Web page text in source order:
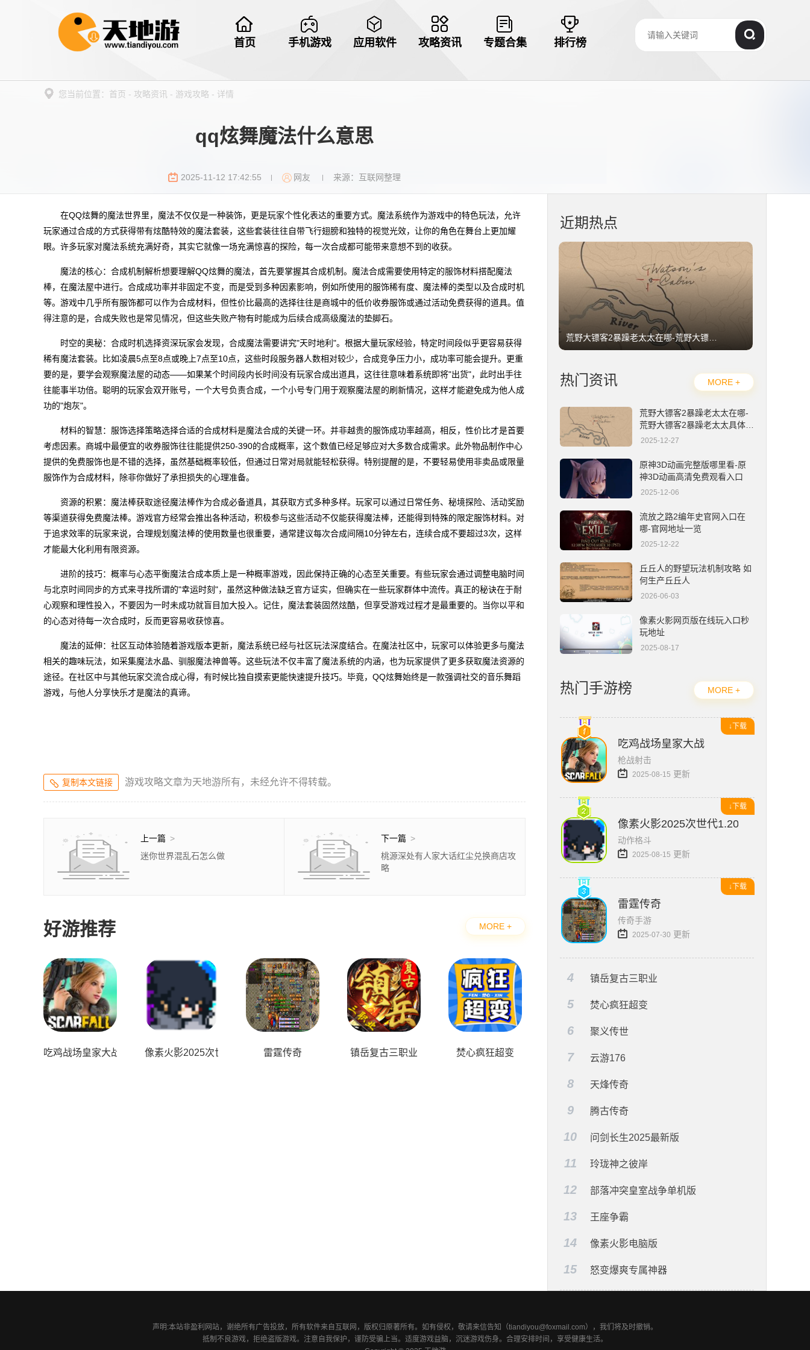
首页 手机游戏 应用软件 攻略资讯 专题合集 排行榜
您当前位置： 首页 - 攻略资讯 - 游戏攻略 - 详情
qq炫舞魔法什么意思
2025-11-12 17:42:55 | 网友 | 来源：互联网整理
在QQ炫舞的魔法世界里，魔法不仅仅是一种装饰，更是玩家个性化表达的重要方式。魔法系统作为游戏中的特色玩法，允许
玩家通过合成的方式获得带有炫酷特效的魔法套装，这些套装往往自带飞行翅膀和独特的视觉光效，让你的角色在舞台上更加耀
眼。许多玩家对魔法系统充满好奇，其实它就像一场充满惊喜的探险，每一次合成都可能带来意想不到的收获。
魔法的核心：合成机制解析想要理解QQ炫舞的魔法，首先要掌握其合成机制。魔法合成需要使用特定的服饰材料搭配魔法
棒，在魔法屋中进行。合成成功率并非固定不变，而是受到多种因素影响，例如所使用的服饰稀有度、魔法棒的类型以及合成时机
等。游戏中几乎所有服饰都可以作为合成材料，但性价比最高的选择往往是商城中的低价收券服饰或通过活动免费获得的道具。值
得注意的是，合成失败也是常见情况，但这些失败产物有时能成为后续合成高级魔法的垫脚石。
时空的奥秘：合成时机选择资深玩家会发现，合成魔法需要讲究"天时地利"。根据大量玩家经验，特定时间段似乎更容易获得
稀有魔法套装。比如凌晨5点至8点或晚上7点至10点，这些时段服务器人数相对较少，合成竞争压力小，成功率可能会提升。更重
要的是，要学会观察魔法屋的动态——如果某个时间段内长时间没有玩家合成出道具，这往往意味着系统即将"出货"，此时出手往
往能事半功倍。聪明的玩家会双开账号，一个大号负责合成，一个小号专门用于观察魔法屋的刷新情况，这样才能避免成为他人成
功的"炮灰"。
材料的智慧：服饰选择策略选择合适的合成材料是魔法合成的关键一环。并非越贵的服饰成功率越高，相反，性价比才是首要
考虑因素。商城中最便宜的收券服饰往往能提供250-390的合成概率，这个数值已经足够应对大多数合成需求。此外物品制作中心
提供的免费服饰也是不错的选择，虽然基础概率较低，但通过日常对局就能轻松获得。特别提醒的是，不要轻易使用非卖品或限量
服饰作为合成材料，除非你做好了承担损失的心理准备。
资源的积累：魔法棒获取途径魔法棒作为合成必备道具，其获取方式多种多样。玩家可以通过日常任务、秘境探险、活动奖励
等渠道获得免费魔法棒。游戏官方经常会推出各种活动，积极参与这些活动不仅能获得魔法棒，还能得到特殊的限定服饰材料。对
于追求效率的玩家来说，合理规划魔法棒的使用数量也很重要，通常建议每次合成间隔10分钟左右，连续合成不要超过3次，这样
才能最大化利用有限资源。
进阶的技巧：概率与心态平衡魔法合成本质上是一种概率游戏，因此保持正确的心态至关重要。有些玩家会通过调整电脑时间
与北京时间同步的方式来寻找所谓的"幸运时刻"，虽然这种做法缺乏官方证实，但确实在一些玩家群体中流传。真正的秘诀在于耐
心观察和理性投入，不要因为一时未成功就盲目加大投入。记住，魔法套装固然炫酷，但享受游戏过程才是最重要的。当你以平和
的心态对待每一次合成时，反而更容易收获惊喜。
魔法的延伸：社区互动体验随着游戏版本更新，魔法系统已经与社区玩法深度结合。在魔法社区中，玩家可以体验更多与魔法
相关的趣味玩法，如采集魔法水晶、驯服魔法神兽等。这些玩法不仅丰富了魔法系统的内涵，也为玩家提供了更多获取魔法资源的
途径。在社区中与其他玩家交流合成心得，有时候比独自摸索更能快速提升技巧。毕竟，QQ炫舞始终是一款强调社交的音乐舞蹈
游戏，与他人分享快乐才是魔法的真谛。
复制本文链接 游戏攻略文章为天地游所有，未经允许不得转载。
上一篇 >
迷你世界混乱石怎么做
下一篇 >
桃源深处有人家大话红尘兑换商店攻
略
好游推荐 MORE +
吃鸡战场皇家大战 像素火影2025次世代1.20版本雷霆传奇 镇岳复古三职业 焚心疯狂超变
近期热点
热门资讯 MORE +
荒野大镖客2暴躁老太太在哪-
荒野大镖客2暴躁老太太具体位
置详解
2025-12-27
原神3D动画完整版哪里看-原
神3D动画高清免费观看入口
2025-12-06
流放之路2编年史官网入口在
哪-官网地址一览
2025-12-22
丘丘人的野望玩法机制攻略 如
何生产丘丘人
2026-06-03
像素火影网页版在线玩入口秒
玩地址
2025-08-17
热门手游榜 MORE +
↓下载
吃鸡战场皇家大战
枪战射击
2025-08-15 更新
↓下载
像素火影2025次世代1.20版本
动作格斗
2025-08-15 更新
↓下载
雷霆传奇
传奇手游
2025-07-30 更新
4 镇岳复古三职业
5 焚心疯狂超变
6 聚义传世
7 云游176
8 天烽传奇
9 腾古传奇
10 问剑长生2025最新版
11 玲珑神之彼岸
12 部落冲突皇室战争单机版
13 王座争霸
14 像素火影电脑版
15 怒变爆爽专属神器
声明:本站非盈利网站，谢绝所有广告投放，所有软件来自互联网，版权归原著所有。如有侵权，敬请来信告知（tiandiyou@foxmail.com），我们将及时撤销。
抵制不良游戏，拒绝盗版游戏。注意自我保护，谨防受骗上当。适度游戏益脑，沉迷游戏伤身。合理安排时间，享受健康生活。